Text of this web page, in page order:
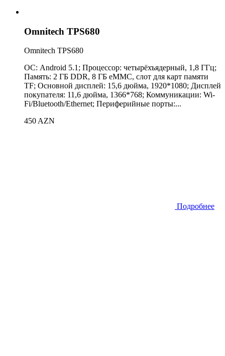
Omnitech TPS680
Omnitech TPS680
ОС: Android 5.1; Процессор: четырёхъядерный, 1,8 ГГц;
Память: 2 ГБ DDR, 8 ГБ eMMC, слот для карт памяти
TF; Основной дисплей: 15,6 дюйма, 1920*1080; Дисплей
покупателя: 11,6 дюйма, 1366*768; Коммуникации: Wi-
Fi/Bluetooth/Ethernet; Периферийные порты:...
450 AZN
Подробнее